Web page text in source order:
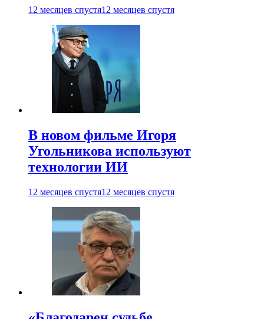
12 месяцев спустя12 месяцев спустя
В новом фильме Игоря
Угольникова используют
технологии ИИ
12 месяцев спустя12 месяцев спустя